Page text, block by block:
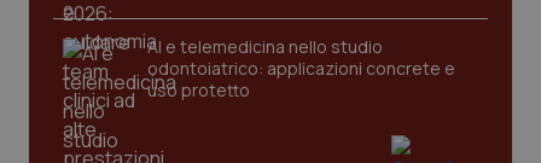
AI e telemedicina nello studio
odontoiatrico: applicazioni concrete e
uso protetto
CookieScriptConsent
CookieScript
www.quotidianosanita.it